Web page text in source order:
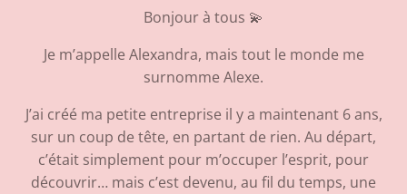
Bonjour à tous 💫
Je m’appelle Alexandra, mais tout le monde me
surnomme Alexe.
J’ai créé ma petite entreprise il y a maintenant 6 ans,
sur un coup de tête, en partant de rien. Au départ,
c’était simplement pour m’occuper l’esprit, pour
découvrir… mais c’est devenu, au fil du temps, une